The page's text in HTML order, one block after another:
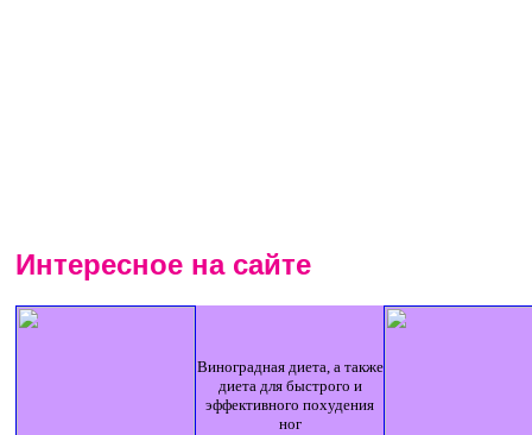
Интересное на сайте
Виноградная диета, а также
диета для быстрого и
эффективного похудения
ног